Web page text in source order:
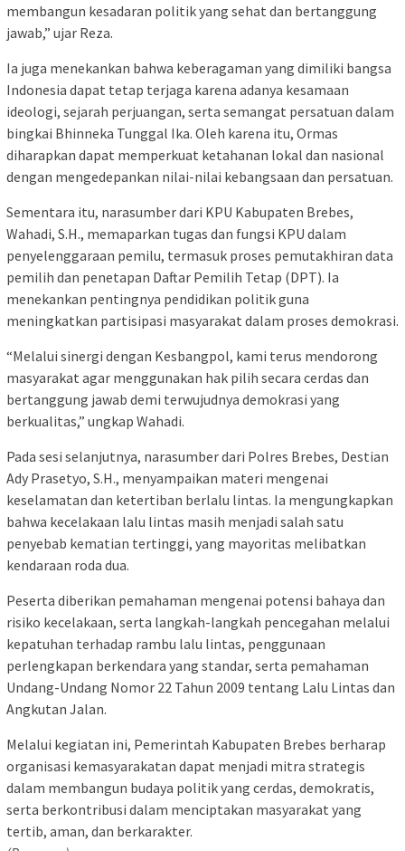
membangun kesadaran politik yang sehat dan bertanggung
jawab,” ujar Reza.
Ia juga menekankan bahwa keberagaman yang dimiliki bangsa
Indonesia dapat tetap terjaga karena adanya kesamaan
ideologi, sejarah perjuangan, serta semangat persatuan dalam
bingkai Bhinneka Tunggal Ika. Oleh karena itu, Ormas
diharapkan dapat memperkuat ketahanan lokal dan nasional
dengan mengedepankan nilai-nilai kebangsaan dan persatuan.
Sementara itu, narasumber dari KPU Kabupaten Brebes,
Wahadi, S.H., memaparkan tugas dan fungsi KPU dalam
penyelenggaraan pemilu, termasuk proses pemutakhiran data
pemilih dan penetapan Daftar Pemilih Tetap (DPT). Ia
menekankan pentingnya pendidikan politik guna
meningkatkan partisipasi masyarakat dalam proses demokrasi.
“Melalui sinergi dengan Kesbangpol, kami terus mendorong
masyarakat agar menggunakan hak pilih secara cerdas dan
bertanggung jawab demi terwujudnya demokrasi yang
berkualitas,” ungkap Wahadi.
Pada sesi selanjutnya, narasumber dari Polres Brebes, Destian
Ady Prasetyo, S.H., menyampaikan materi mengenai
keselamatan dan ketertiban berlalu lintas. Ia mengungkapkan
bahwa kecelakaan lalu lintas masih menjadi salah satu
penyebab kematian tertinggi, yang mayoritas melibatkan
kendaraan roda dua.
Peserta diberikan pemahaman mengenai potensi bahaya dan
risiko kecelakaan, serta langkah-langkah pencegahan melalui
kepatuhan terhadap rambu lalu lintas, penggunaan
perlengkapan berkendara yang standar, serta pemahaman
Undang-Undang Nomor 22 Tahun 2009 tentang Lalu Lintas dan
Angkutan Jalan.
Melalui kegiatan ini, Pemerintah Kabupaten Brebes berharap
organisasi kemasyarakatan dapat menjadi mitra strategis
dalam membangun budaya politik yang cerdas, demokratis,
serta berkontribusi dalam menciptakan masyarakat yang
tertib, aman, dan berkarakter.